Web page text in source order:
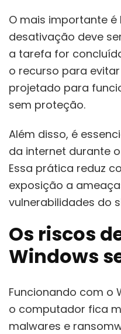
O mais importante
desativação deve
a tarefa for
o recurso para
projetado para
sem proteção.
Além disso, é
da internet durante
Essa prática reduz
exposição a
vulnerabilidades do
Os riscos
Windows
Funcionando com o
o computador fica
malwares e